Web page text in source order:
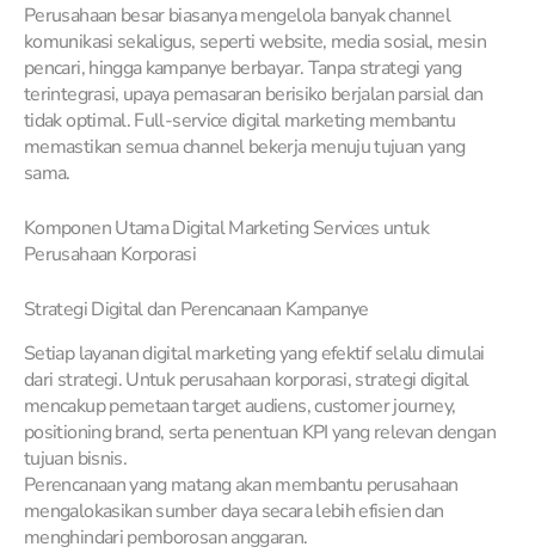
Perusahaan besar biasanya mengelola banyak channel
komunikasi sekaligus, seperti website, media sosial, mesin
pencari, hingga kampanye berbayar. Tanpa strategi yang
terintegrasi, upaya pemasaran berisiko berjalan parsial dan
tidak optimal. Full-service digital marketing membantu
memastikan semua channel bekerja menuju tujuan yang
sama.
Komponen Utama Digital Marketing Services untuk
Perusahaan Korporasi
Strategi Digital dan Perencanaan Kampanye
Setiap layanan digital marketing yang efektif selalu dimulai
dari strategi. Untuk perusahaan korporasi, strategi digital
mencakup pemetaan target audiens, customer journey,
positioning brand, serta penentuan KPI yang relevan dengan
tujuan bisnis.
Perencanaan yang matang akan membantu perusahaan
mengalokasikan sumber daya secara lebih efisien dan
menghindari pemborosan anggaran.